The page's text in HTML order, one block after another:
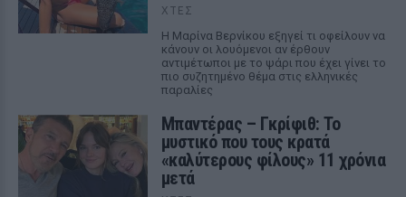
ΧΤΕΣ
Η Μαρίνα Βερνίκου εξηγεί τι οφείλουν να
κάνουν οι λουόμενοι αν έρθουν
αντιμέτωποι με το ψάρι που έχει γίνει το
πιο συζητημένο θέμα στις ελληνικές
παραλίες
Μπαντέρας – Γκρίφιθ: Το
μυστικό που τους κρατά
«καλύτερους φίλους» 11 χρόνια
μετά